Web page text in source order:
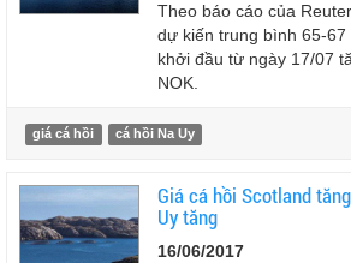
Theo báo cáo của
dự kiến trung bình 65-67
khởi đầu từ ngày 17/07
NOK.
giá cá hồi cá hồi Na Uy
Giá cá hồi Scotland
Uy tăng
16/06/2017